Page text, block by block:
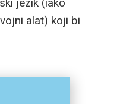
alat) koji bi